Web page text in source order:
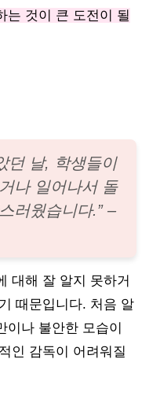
는 것이 큰 도전이 될
던 날, 학생들이
나 일어나서 돌
러웠습니다.” –
대해 잘 알지 못하거
때문입니다. 처음 알
이나 불안한 모습이
인 감독이 어려워질